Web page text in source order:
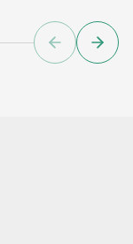
Previous
Next